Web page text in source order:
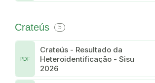
Crateús 5
Crateús - Resultado da
Heteroidentificação - Sisu
2026
PDF